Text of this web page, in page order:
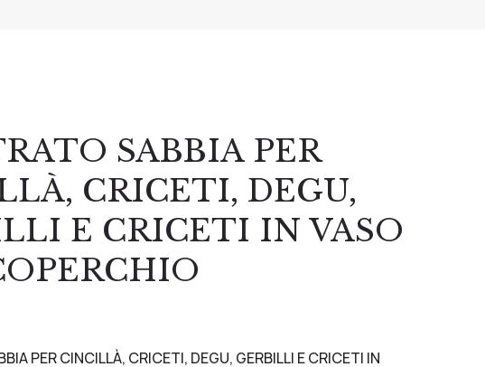
SABBIA PER
CRICETI, DEGU,
E CRICETI IN VASO
PER CINCILLÀ, CRICETI, DEGU, GERBILLI E CRICETI IN